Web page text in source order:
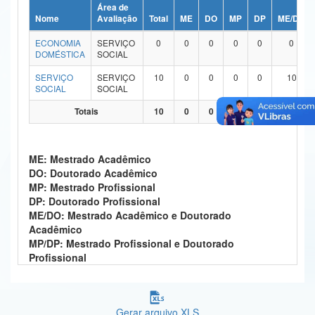
Ministério da Ciência, Tecnologia, Inovações e Comunicações
Ministério do Meio Ambiente
Ministério do Turismo
Ministério do Desenvolvimento Regional
Ministério da Mulher, da Família e dos Direitos Humanos
Secretaria-Geral
Secretaria de Governo
Gabinete de Segurança Institucional
Nome
Área de
Avaliação
Total ME DO MP DP
ME/DO
ECONOMIA
DOMÉSTICA
SERVIÇO
SOCIAL
0 0 0 0 0 0
SERVIÇO
SOCIAL
SERVIÇO
SOCIAL
10 0 0 0 0 10
Totais 10 0 0 0 0 10
ME: Mestrado Acadêmico
DO: Doutorado Acadêmico
MP: Mestrado Profissional
DP: Doutorado Profissional
ME/DO: Mestrado Acadêmico e Doutorado
Acadêmico
MP/DP: Mestrado Profissional e Doutorado
Profissional
Gerar arquivo XLS